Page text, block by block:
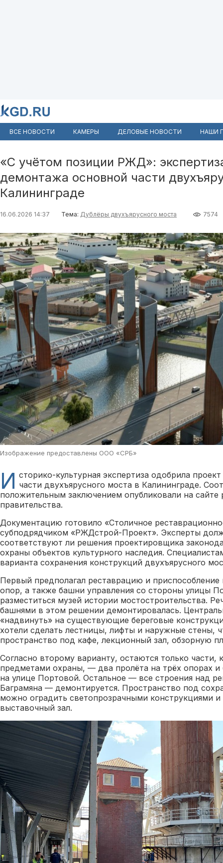
ВСЕ НОВОСТИ КАМЕРЫ ДЕЛОВЫЕ НОВОСТИ НАШИ
«С учётом позиции РЖД»:
демонтажа основной части
Калининграде
16.06.2026 14:37 Тема: Дублёры двухъярусного моста 7574
Изображение предоставлены ООО «СРБ»
И сторико-культурная экспертиза одобрила
части двухъярусного моста в Калининграде.
положительным заключением опубликовали на сайте
правительства.
Документацию готовило «Столичное
субподрядчиком «РЖДстрой-Проект». Эксперты
соответствуют ли решения проектировщика
охраны объектов культурного наследия.
варианта сохранения конструкций двухъярусного
Первый предполагал реставрацию и
опор, а также башни управления со стороны улицы
разместиться музей истории мостостроительства.
башнями в этом решении демонтировалась.
«надвинуть» на существующие береговые
хотели сделать лестницы, лифты и наружные стены,
пространство под кафе, лекционный зал, обзорную
Согласно второму варианту, остаются только части,
предметами охраны, — два пролёта на трёх опорах и
на улице Портовой. Остальное — все строения над
Баграмяна — демонтируется. Пространство под
можно оградить светопрозрачными конструкциями и
выставочный зал.